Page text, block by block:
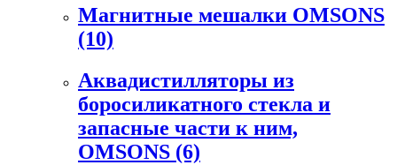
Магнитные мешалки OMSONS
(10)
Аквадистилляторы из
боросиликатного стекла и
запасные части к ним,
OMSONS (6)